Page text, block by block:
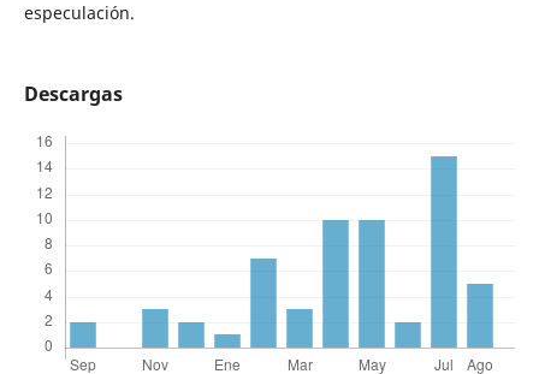
especulación.
Descargas